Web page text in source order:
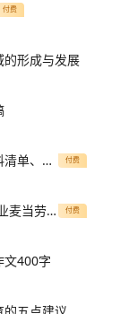
付费
形成与发展
建设工程整体资料清单、目录(全) 付费
发展战略-更新商业麦当劳的发展战略34页 精品 付费
文400字